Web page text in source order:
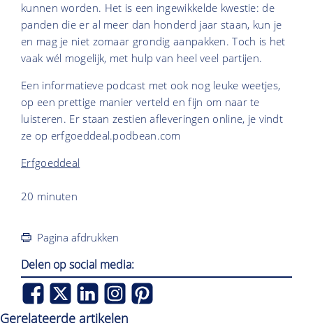
kunnen worden. Het is een ingewikkelde kwestie: de
panden die er al meer dan honderd jaar staan, kun je
en mag je niet zomaar grondig aanpakken. Toch is het
vaak wél mogelijk, met hulp van heel veel partijen.
Een informatieve podcast met ook nog leuke weetjes,
op een prettige manier verteld en fijn om naar te
luisteren. Er staan zestien afleveringen online, je vindt
ze op erfgoeddeal.podbean.com
Erfgoeddeal
20 minuten
Pagina afdrukken
Delen op social media:
Gerelateerde artikelen